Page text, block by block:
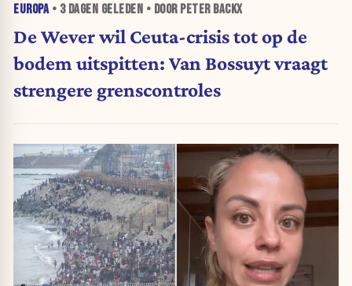
EUROPA• 3 DAGEN GELEDEN • DOOR PETER BACKX
De Wever wil Ceuta-crisis tot op de
bodem uitspitten: Van Bossuyt vraagt
strengere grenscontroles